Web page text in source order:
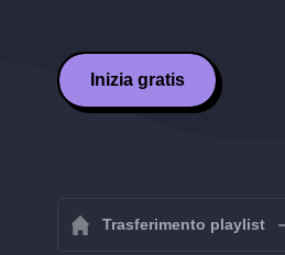
Inizia gratis
Trasferimento playlist